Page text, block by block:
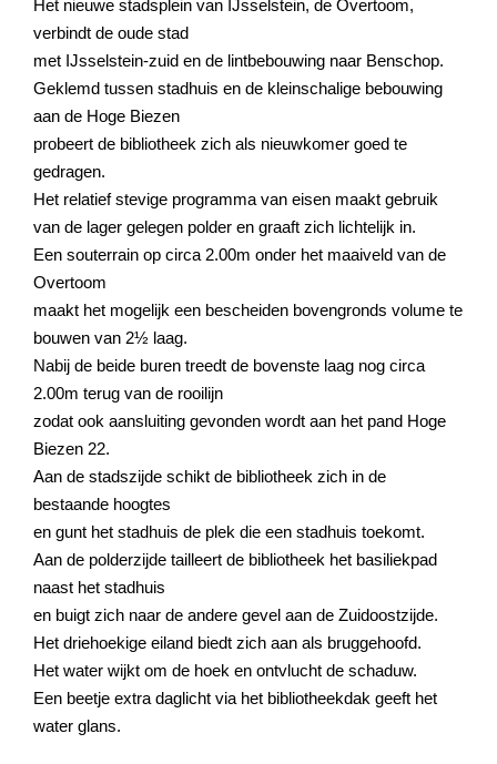
Het nieuwe stadsplein van IJsselstein, de Overtoom,
verbindt de oude stad
met IJsselstein-zuid en de lintbebouwing naar Benschop.
Geklemd tussen stadhuis en de kleinschalige bebouwing
aan de Hoge Biezen
probeert de bibliotheek zich als nieuwkomer goed te
gedragen.
Het relatief stevige programma van eisen maakt gebruik
van de lager gelegen polder en graaft zich lichtelijk in.
Een souterrain op circa 2.00m onder het maaiveld van de
Overtoom
maakt het mogelijk een bescheiden bovengronds volume te
bouwen van 2½ laag.
Nabij de beide buren treedt de bovenste laag nog circa
2.00m terug van de rooilijn
zodat ook aansluiting gevonden wordt aan het pand Hoge
Biezen 22.
Aan de stadszijde schikt de bibliotheek zich in de
bestaande hoogtes
en gunt het stadhuis de plek die een stadhuis toekomt.
Aan de polderzijde tailleert de bibliotheek het basiliekpad
naast het stadhuis
en buigt zich naar de andere gevel aan de Zuidoostzijde.
Het driehoekige eiland biedt zich aan als bruggehoofd.
Het water wijkt om de hoek en ontvlucht de schaduw.
Een beetje extra daglicht via het bibliotheekdak geeft het
water glans.